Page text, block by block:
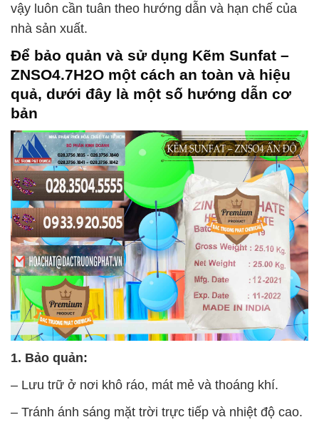
vậy luôn cần tuân theo hướng dẫn và hạn chế của
nhà sản xuất.
Để bảo quản và sử dụng Kẽm Sunfat –
ZNSO4.7H2O một cách an toàn và hiệu
quả, dưới đây là một số hướng dẫn cơ
bản
1. Bảo quản:
– Lưu trữ ở nơi khô ráo, mát mẻ và thoáng khí.
– Tránh ánh sáng mặt trời trực tiếp và nhiệt độ cao.